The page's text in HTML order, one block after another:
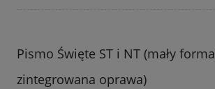
Pismo Święte ST i NT (mały
zintegrowana oprawa)